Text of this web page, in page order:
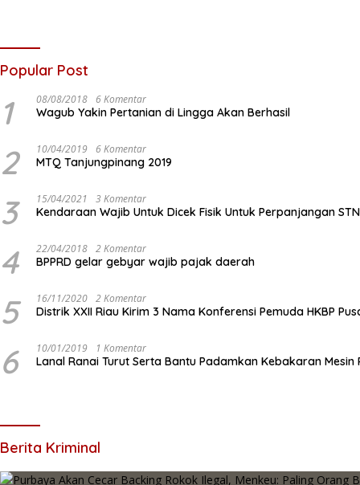
Popular Post
1 08/08/2018 6 Komentar
Wagub Yakin Pertanian di Lingga Akan Berhasil
2 10/04/2019 6 Komentar
MTQ Tanjungpinang 2019
3 15/04/2021 3 Komentar
Kendaraan Wajib Untuk Dicek Fisik Untuk Perpanjangan
4 22/04/2018 2 Komentar
BPPRD gelar gebyar wajib pajak daerah
5 16/11/2020 2 Komentar
Distrik XXII Riau Kirim 3 Nama Konferensi Pemuda HKBP
6 10/01/2019 1 Komentar
Lanal Ranai Turut Serta Bantu Padamkan Kebakaran Mesin
Berita Kriminal